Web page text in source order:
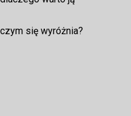
się wyróżnia?